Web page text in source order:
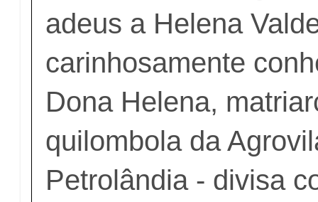
adeus a Helena
carinhosamente
Dona Helena,
quilombola da
Petrolândia - divisa